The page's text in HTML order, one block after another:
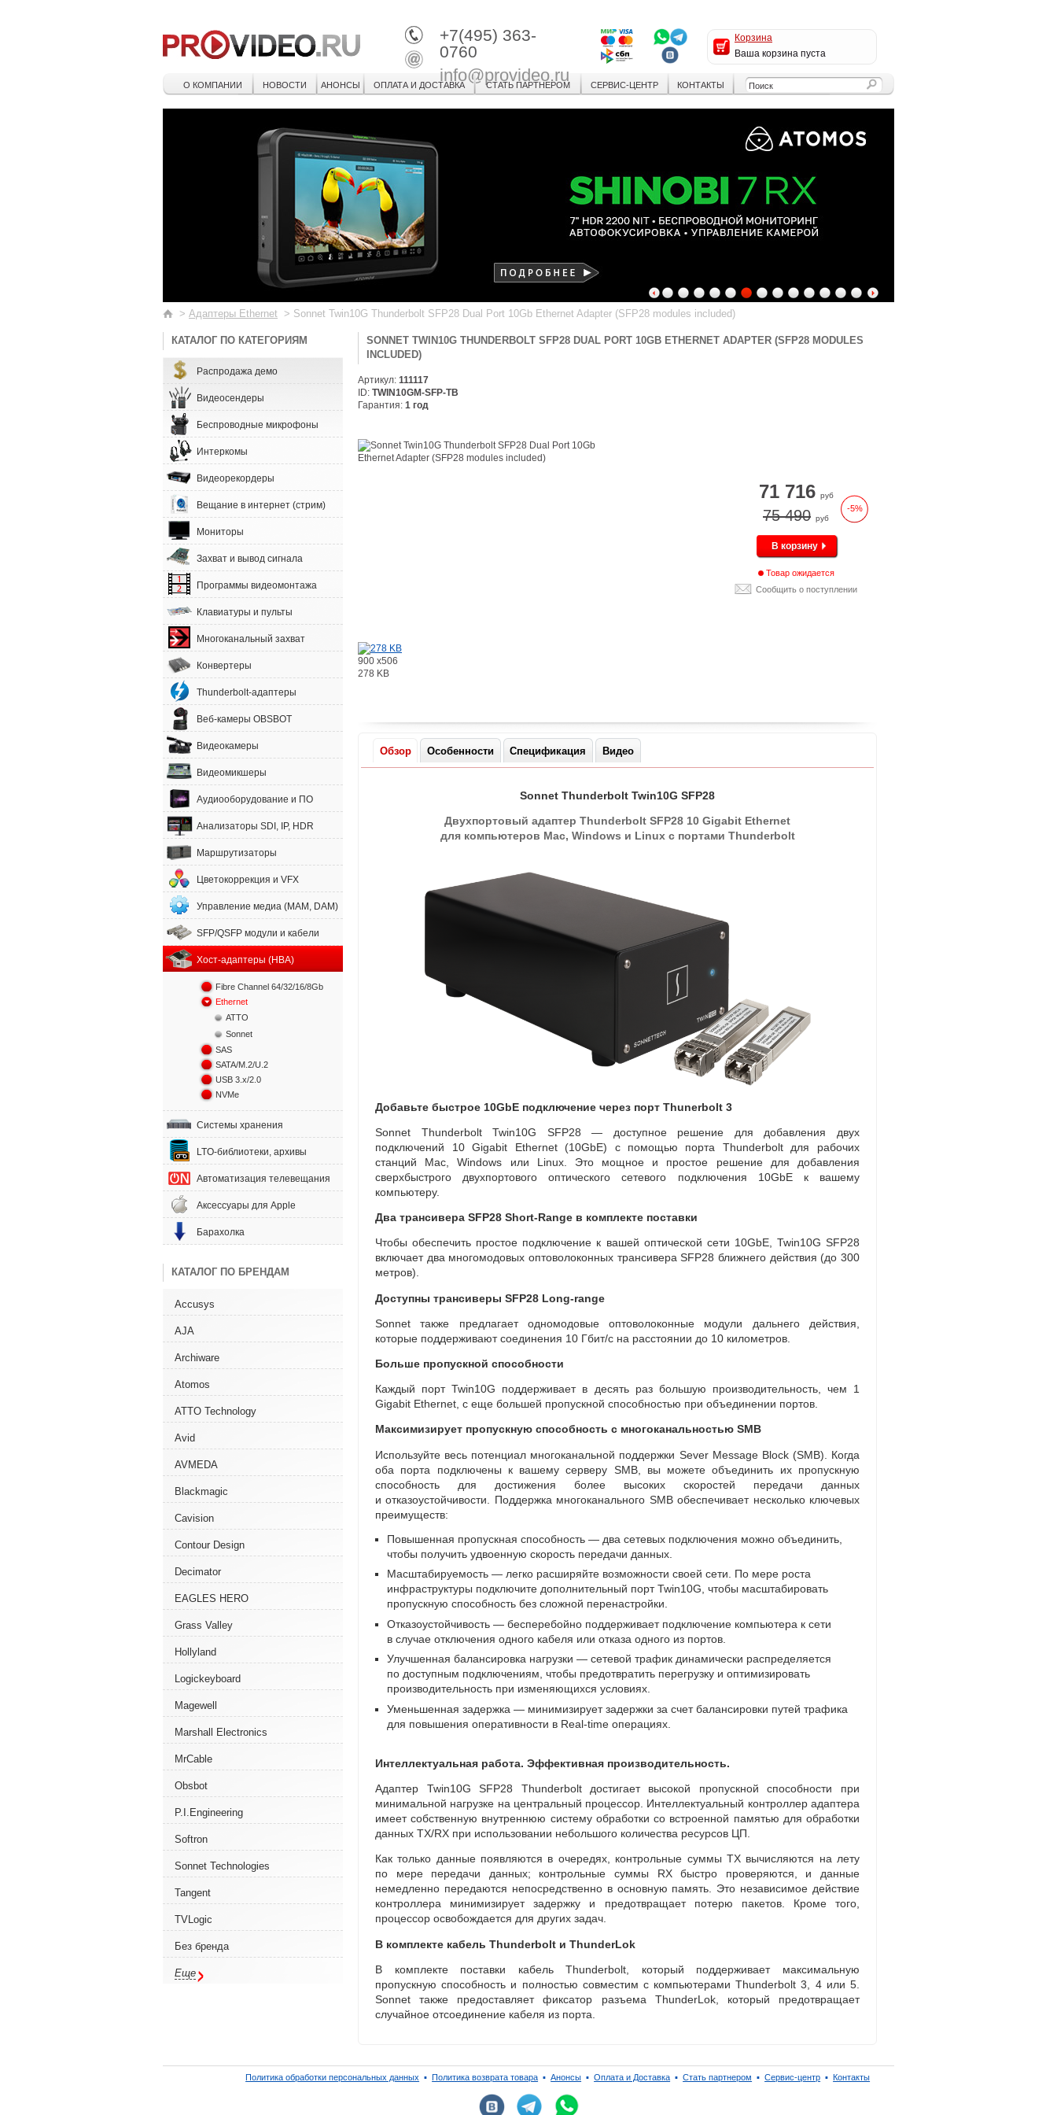
+7(495) 363-
0760
info@provideo.ru
Корзина
Ваша корзина пуста
О КОМПАНИИ НОВОСТИ АНОНСЫ ОПЛАТА И ДОСТАВКА СТАТЬ ПАРТНЕРОМ СЕРВИС-ЦЕНТР КОНТАКТЫ
1 2 3 4 5 6 7 8 9 10111213
> Адаптеры Ethernet > Sonnet Twin10G Thunderbolt SFP28 Dual Port 10Gb Ethernet Adapter (SFP28 modules included)
КАТАЛОГ ПО КАТЕГОРИЯМ
Распродажа демо
Видеосендеры
Беспроводные микрофоны
Интеркомы
Видеорекордеры
Вещание в интернет (стрим)
Мониторы
Захват и вывод сигнала
Программы видеомонтажа
Клавиатуры и пульты
Многоканальный захват
Конвертеры
Thunderbolt-адаптеры
Веб-камеры OBSBOT
Видеокамеры
Видеомикшеры
Аудиооборудование и ПО
Анализаторы SDI, IP, HDR
Маршрутизаторы
Цветокоррекция и VFX
Управление медиа (MAM, DAM)
SFP/QSFP модули и кабели
Хост-адаптеры (HBA)
Fibre Channel 64/32/16/8Gb
Ethernet
ATTO
Sonnet
SAS
SATA/M.2/U.2
USB 3.x/2.0
NVMe
Системы хранения
LTO-библиотеки, архивы
Автоматизация телевещания
Аксессуары для Apple
Барахолка
КАТАЛОГ ПО БРЕНДАМ
Accusys
AJA
Archiware
Atomos
ATTO Technology
Avid
AVMEDA
Blackmagic
Cavision
Contour Design
Decimator
EAGLES HERO
Grass Valley
Hollyland
Logickeyboard
Magewell
Marshall Electronics
MrCable
Obsbot
P.I.Engineering
Softron
Sonnet Technologies
Tangent
TVLogic
Без бренда
Еще
SONNET TWIN10G THUNDERBOLT SFP28 DUAL PORT 10GB ETHERNET ADAPTER (SFP28 MODULES
INCLUDED)
Артикул: 111117
ID: TWIN10GM-SFP-TB
Гарантия: 1 год
71 716 руб
75 490 руб
-5%
В корзину
Товар ожидается
Сообщить о поступлении
900 x506
278 KB
Обзор Особенности Спецификация Видео
Sonnet Thunderbolt Twin10G SFP28
Двухпортовый адаптер Thunderbolt SFP28 10 Gigabit Ethernet
для компьютеров Mac, Windows и Linux с портами Thunderbolt
Добавьте быстрое 10GbE подключение через порт Thunerbolt 3
Sonnet Thunderbolt Twin10G SFP28 — доступное решение для добавления двух
подключений 10 Gigabit Ethernet
(10GbE) с помощью порта Thunderbolt для рабочих
станций Mac
Windows или Linux. Это мощное и простое решение для добавления
сверхбыстрого двухпортового оптического сетевого подключения 10GbE к вашему
компьютеру.
Два трансивера SFP28Short-Range в комплекте поставки
Чтобы обеспечить простое подключение к вашей оптической сети 10GbE, Twin10G SFP28
включает два многомодовых оптоволоконных трансивера SFP28 ближнего действия (до 300
метров).
Доступны трансиверы SFP28 Long-range
Sonnet также предлагает одномодовые оптоволоконные модули дальнего действия
которые поддерживают соединения 10 Гбит/с на расстоянии до 10 километров.
Больше пропускной способности
Каждый порт Twin10G поддерживает в десять раз большую производительность,
чем 1
Gigabit Ethernet с еще большей пропускной способностью при объединении портов.
Максимизирует пропускную способность с многоканальностью SMB
Используйте весь потенциал многоканальной поддержки Sever Message Block (SMB). Когда
оба порта подключены к вашему серверу SMB,
вы можете объединить их пропускную
способность для достижения более высоких скоростей передачи данных
и отказоустойчивости. Поддержка многоканального SMB обеспечивает несколько ключевых
преимуществ:
Повышенная пропускная способность — два сетевых подключения можно объединить
чтобы получить удвоенную скорость передачи данных.
Масштабируемость — легко расширяйте возможности своей сети. По мере роста
инфраструктуры подключите дополнительный порт Twin10G чтобы масштабировать
пропускную способность без сложной перенастройки.
Отказоустойчивость — бесперебойно поддерживает подключение компьютера к сети
в случае отключения одного кабеля или отказа одного из портов.
Улучшенная балансировка нагрузки — сетевой трафик динамически распределяется
по доступным подключениям, чтобы предотвратить перегрузку и оптимизировать
производительность при изменяющихся условиях.
Уменьшенная задержка — минимизирует задержки за счет балансировки путей трафика
для повышения оперативности в Real-time операциях.
Интеллектуальная работа. Эффективная производительность.
Адаптер Twin10G SFP28 Thunderbolt достигает высокой пропускной способности при
минимальной нагрузке на центральный процессор. Интеллектуальный контроллер адаптера
имеет собственную внутреннюю систему обработки со встроенной памятью для обработки
данных TX/RX при использовании небольшого количества ресурсов ЦП.
Как только данные появляются в очередях, контрольные суммы TX вычисляются на лету
по мере передачи данных; контрольные суммы RX быстро проверяются,
и данные
немедленно передаются непосредственно в основную память. Это независимое действие
контроллера минимизирует задержку и предотвращает потерю пакетов. Кроме того,
процессор освобождается для других задач.
В комплекте кабель Thunderbolt и ThunderLok
В комплекте поставки кабель Thunderbolt
который поддерживает максимальную
пропускную способность и полностью совместим с компьютерами Thunderbolt 3
4 или 5.
Sonnet также предоставляет фиксатор разъема ThunderLok,
который предотвращает
случайное отсоединение кабеля из порта.
Политика обработки персональных данных ▪ Политика возврата товара ▪ Анонсы ▪ Оплата и Доставка ▪ Стать партнером ▪ Сервис-центр ▪ Контакты